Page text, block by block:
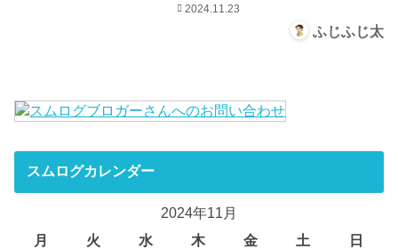
2024.11.23
ふじふじ太
スムログカレンダー
2024年11月
月
火 水 木 金 土
日